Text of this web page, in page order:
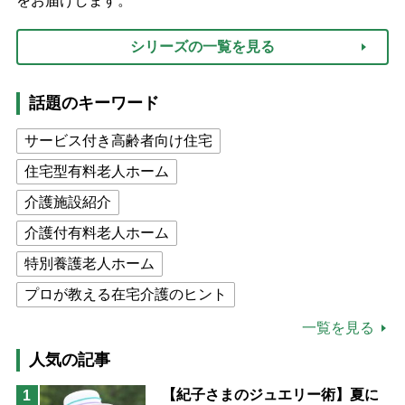
シリーズの一覧を見る
話題のキーワード
サービス付き高齢者向け住宅
住宅型有料老人ホーム
介護施設紹介
介護付有料老人ホーム
特別養護老人ホーム
プロが教える在宅介護のヒント
高木ブー
ケアマネジャー
猫が母になつきません
一覧を見る
人気の記事
1 【紀子さまのジュエリー術】夏に